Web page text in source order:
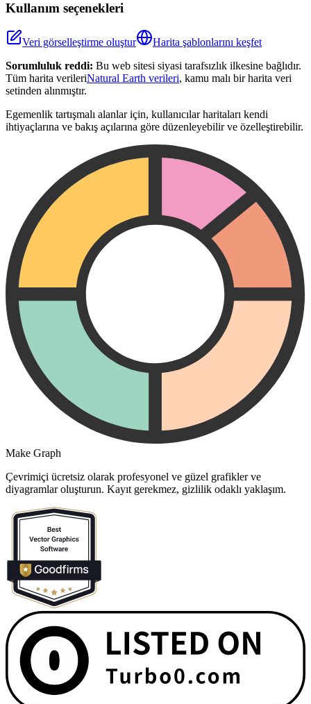
Kullanım seçenekleri
Veri görselleştirme oluştur
Harita şablonlarını keşfet
Sorumluluk reddi: Bu web sitesi siyasi tarafsızlık ilkesine bağlıdır.
Tüm harita verileriNatural Earth verileri, kamu malı bir harita veri
setinden alınmıştır.
Egemenlik tartışmalı alanlar için, kullanıcılar haritaları kendi
ihtiyaçlarına ve bakış açılarına göre düzenleyebilir ve özelleştirebilir.
Make Graph
Çevrimiçi ücretsiz olarak profesyonel ve güzel grafikler ve
diyagramlar oluşturun. Kayıt gerekmez, gizlilik odaklı yaklaşım.